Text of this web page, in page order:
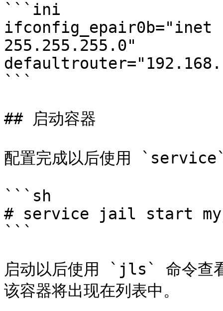
```ini
ifconfig_epair0b="inet
255.255.255.0"
```
## 启动容器
配置完成以后使用
```sh
# service jail start
```
启动以后使用 `jls` 命令查看
该容器将出现在列表中。